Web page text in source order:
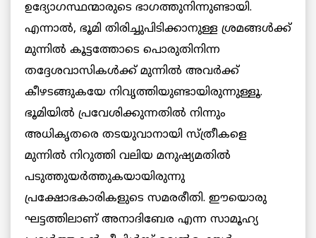
ഉദ്യോഗസ്ഥന്മാരുടെ ഭാഗത്തുനിന്നുണ്ടായി.
എന്നാല്‍, ഭൂമി തിരിച്ചുപിടിക്കാനുള്ള ശ്രമങ്ങള്‍ക്ക്
മുന്നില്‍ കൂട്ടത്തോടെ പൊരുതിനിന്ന
തദ്ദേശവാസികള്‍ക്ക് മുന്നില്‍ അവര്‍ക്ക്
കീഴടങ്ങുകയേ നിവൃത്തിയുണ്ടായിരുന്നുള്ളൂ.
ഭൂമിയില്‍ പ്രവേശിക്കുന്നതില്‍ നിന്നും
അധികൃതരെ തടയുവാനായി സ്ത്രീകളെ
മുന്നില്‍ നിറുത്തി വലിയ മനുഷ്യമതില്‍
പടുത്തുയര്‍ത്തുകയായിരുന്നു
പ്രക്ഷോഭകാരികളുടെ സമരരീതി. ഈയൊരു
ഘട്ടത്തിലാണ് അനാദിബേര എന്ന സാമൂഹ്യ